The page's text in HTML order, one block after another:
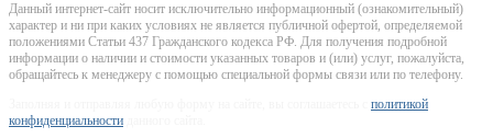
Данный интернет-сайт носит исключительно информационный (ознакомительный)
характер и ни при каких условиях не является публичной офертой, определяемой
положениями Статьи 437 Гражданского кодекса РФ. Для получения подробной
информации о наличии и стоимости указанных товаров и (или) услуг, пожалуйста,
обращайтесь к менеджеру с помощью специальной формы связи или по телефону.
политикой
конфиденциальности